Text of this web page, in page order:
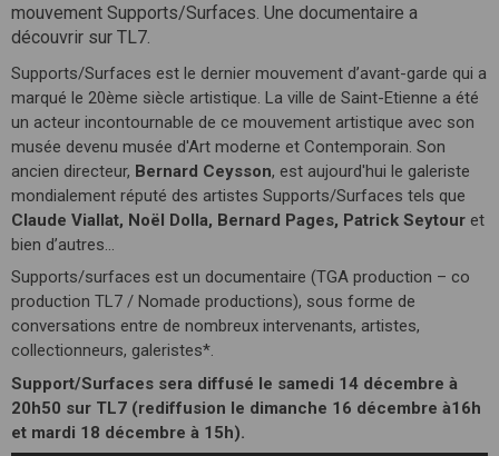
mouvement Supports/Surfaces. Une documentaire a
découvrir sur TL7.
Supports/Surfaces est le dernier mouvement d’avant-garde qui a
marqué le 20ème siècle artistique. La ville de Saint-Etienne a été
un acteur incontournable de ce mouvement artistique avec son
musée devenu musée d'Art moderne et Contemporain. Son
ancien directeur, Bernard Ceysson, est aujourd'hui le galeriste
mondialement réputé des artistes Supports/Surfaces tels que
Claude Viallat, Noël Dolla, Bernard Pages, Patrick Seytour et
bien d’autres...
Supports/surfaces est un documentaire (TGA production – co
production TL7 / Nomade productions), sous forme de
conversations entre de nombreux intervenants, artistes,
collectionneurs, galeristes*.
Support/Surfaces sera diffusé le samedi 14 décembre à
20h50 sur TL7 (rediffusion le dimanche 16 décembre à16h
et mardi 18 décembre à 15h).